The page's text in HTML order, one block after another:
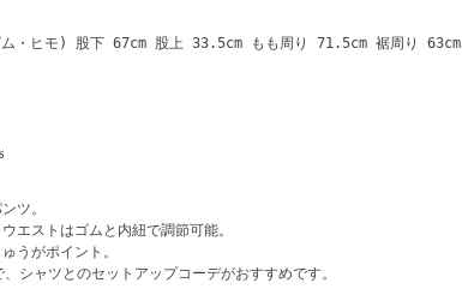
・ヒモ) 股下 67cm 股上 33.5cm もも周り 71.5cm 裾周り 63cm
ツ。
エストはゴムと内紐で調節可能。
うがポイント。
シャツとのセットアップコーデがおすすめです。